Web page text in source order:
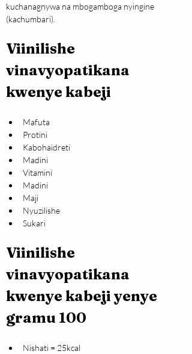
kuchanagnywa na mbogamboga nyingine
(kachumbari).
Viinilishe
vinavyopatikana
kwenye kabeji
Mafuta
Protini
Kabohaidreti
Madini
Vitamini
Madini
Maji
Nyuzilishe
Sukari
Viinilishe
vinavyopatikana
kwenye kabeji yenye
gramu 100
Nishati = 25kcal